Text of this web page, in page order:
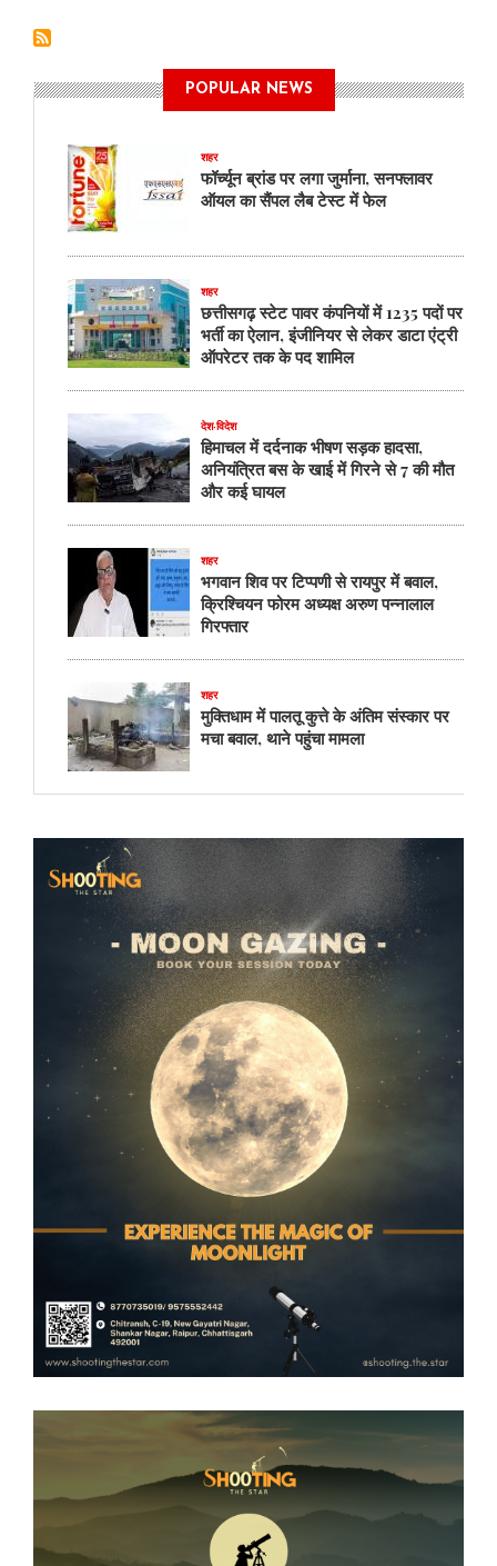
,
होगी
रद्द
लिस्ट...
POPULAR NEWS
शहर
फॉर्च्यून ब्रांड पर लगा जुर्माना, सनफ्लावर
ऑयल का सैंपल लैब टेस्ट में फेल
शहर
छत्तीसगढ़ स्टेट पावर कंपनियों में 1235 पदों पर
भर्ती का ऐलान, इंजीनियर से लेकर डाटा एंट्री
ऑपरेटर तक के पद शामिल
देश-विदेश
हिमाचल में दर्दनाक भीषण सड़क हादसा,
अनियंत्रित बस के खाई में गिरने से 7 की मौत
और कई घायल
शहर
भगवान शिव पर टिप्पणी से रायपुर में बवाल,
क्रिश्चियन फोरम अध्यक्ष अरुण पन्नालाल
गिरफ्तार
शहर
मुक्तिधाम में पालतू कुत्ते के अंतिम संस्कार पर
मचा बवाल, थाने पहुंचा मामला